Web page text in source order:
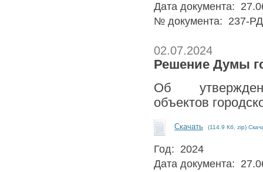
Дата документа:
№ документа: 237-РД
02.07.2024
Решение Думы
Об
объектов
Скачать (114.9 Кб, zip)
Год: 2024
Дата документа: